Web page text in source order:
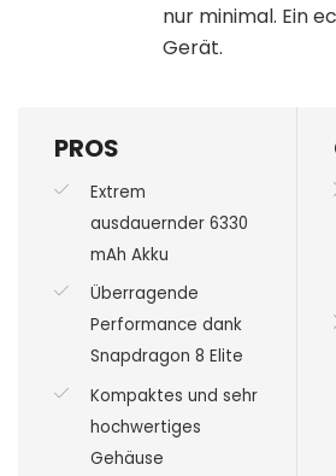
nur minimal. Ein
Gerät.
PROS
Extrem
ausdauernder 6330
mAh Akku
Überragende
Performance dank
Snapdragon 8 Elite
Kompaktes und sehr
hochwertiges
Gehäuse